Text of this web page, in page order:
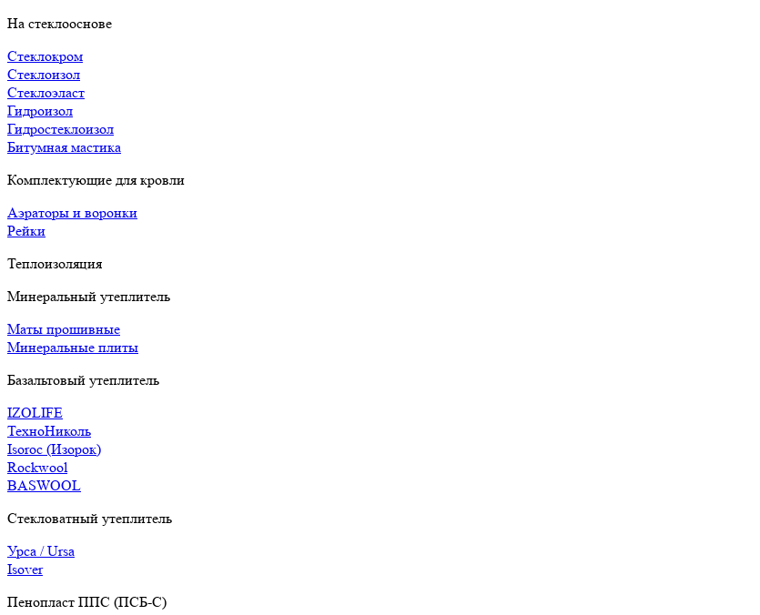
На стеклооснове
Стеклокром
Стеклоизол
Стеклоэласт
Гидроизол
Гидростеклоизол
Битумная мастика
Комплектующие для кровли
Аэраторы и воронки
Рейки
Теплоизоляция
Минеральный утеплитель
Маты прошивные
Минеральные плиты
Базальтовый утеплитель
IZOLIFE
ТехноНиколь
Isoroc (Изорок)
Rockwool
BASWOOL
Стекловатный утеплитель
Урса / Ursa
Isover
Пенопласт ППС (ПСБ-С)